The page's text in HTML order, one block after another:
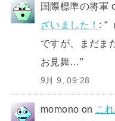
国際標準の将軍
ざいました！ : “
ですが、まだま
お見舞…”
9月 9, 09:28
momono on こ